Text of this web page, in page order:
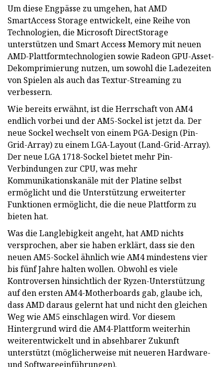
Um diese Engpässe zu umgehen, hat AMD
SmartAccess Storage entwickelt, eine Reihe von
Technologien, die Microsoft DirectStorage
unterstützen und Smart Access Memory mit neuen
AMD-Plattformtechnologien sowie Radeon GPU-Asset-
Dekomprimierung nutzen, um sowohl die Ladezeiten
von Spielen als auch das Textur-Streaming zu
verbessern.
Wie bereits erwähnt, ist die Herrschaft von AM4
endlich vorbei und der AM5-Sockel ist jetzt da. Der
neue Sockel wechselt von einem PGA-Design (Pin-
Grid-Array) zu einem LGA-Layout (Land-Grid-Array).
Der neue LGA 1718-Sockel bietet mehr Pin-
Verbindungen zur CPU, was mehr
Kommunikationskanäle mit der Platine selbst
ermöglicht und die Unterstützung erweiterter
Funktionen ermöglicht, die die neue Plattform zu
bieten hat.
Was die Langlebigkeit angeht, hat AMD nichts
versprochen, aber sie haben erklärt, dass sie den
neuen AM5-Sockel ähnlich wie AM4 mindestens vier
bis fünf Jahre halten wollen. Obwohl es viele
Kontroversen hinsichtlich der Ryzen-Unterstützung
auf den ersten AM4-Motherboards gab, glaube ich,
dass AMD daraus gelernt hat und nicht den gleichen
Weg wie AM5 einschlagen wird. Vor diesem
Hintergrund wird die AM4-Plattform weiterhin
weiterentwickelt und in absehbarer Zukunft
unterstützt (möglicherweise mit neueren Hardware-
und Softwareeinführungen).